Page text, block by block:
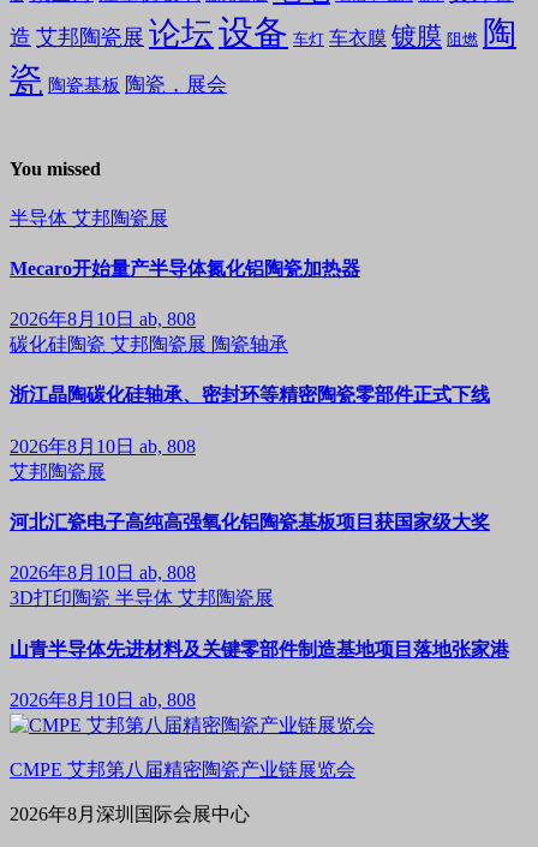
造 艾邦陶瓷展 论坛设备 车灯 车衣膜 镀膜 阻燃 陶
瓷 陶瓷基板 陶瓷，展会
You missed
半导体 艾邦陶瓷展
Mecaro开始量产半导体氮化铝陶瓷加热器
2026年8月10日 ab, 808
碳化硅陶瓷 艾邦陶瓷展 陶瓷轴承
浙江晶陶碳化硅轴承、密封环等精密陶瓷零部件正式下线
2026年8月10日 ab, 808
艾邦陶瓷展
河北汇瓷电子高纯高强氧化铝陶瓷基板项目获国家级大奖
2026年8月10日 ab, 808
3D打印陶瓷 半导体 艾邦陶瓷展
山青半导体先进材料及关键零部件制造基地项目落地张家港
2026年8月10日 ab, 808
CMPE 艾邦第八届精密陶瓷产业链展览会
2026年8月深圳国际会展中心